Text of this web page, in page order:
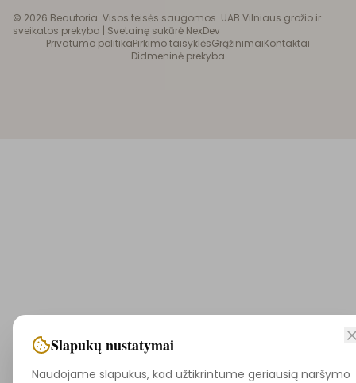
© 2026 Beautoria. Visos teisės saugomos. UAB Vilniaus grožio ir
sveikatos prekyba | Svetainę sukūrė NexDev
Privatumo politikaPirkimo taisyklėsGrąžinimaiKontaktai
Didmeninė prekyba
Slapukų nustatymai
Naudojame slapukus, kad užtikrintume geriausią naršymo